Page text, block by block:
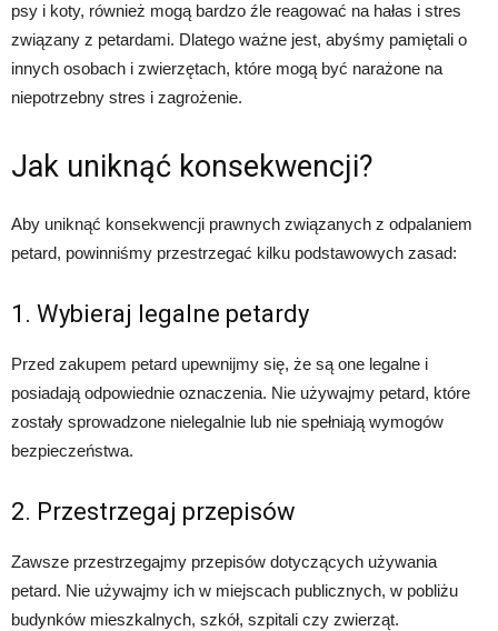
psy i koty, również mogą bardzo źle reagować na hałas i stres
związany z petardami. Dlatego ważne jest, abyśmy pamiętali o
innych osobach i zwierzętach, które mogą być narażone na
niepotrzebny stres i zagrożenie.
Jak uniknąć konsekwencji?
Aby uniknąć konsekwencji prawnych związanych z odpalaniem
petard, powinniśmy przestrzegać kilku podstawowych zasad:
1. Wybieraj legalne petardy
Przed zakupem petard upewnijmy się, że są one legalne i
posiadają odpowiednie oznaczenia. Nie używajmy petard, które
zostały sprowadzone nielegalnie lub nie spełniają wymogów
bezpieczeństwa.
2. Przestrzegaj przepisów
Zawsze przestrzegajmy przepisów dotyczących używania
petard. Nie używajmy ich w miejscach publicznych, w pobliżu
budynków mieszkalnych, szkół, szpitali czy zwierząt.